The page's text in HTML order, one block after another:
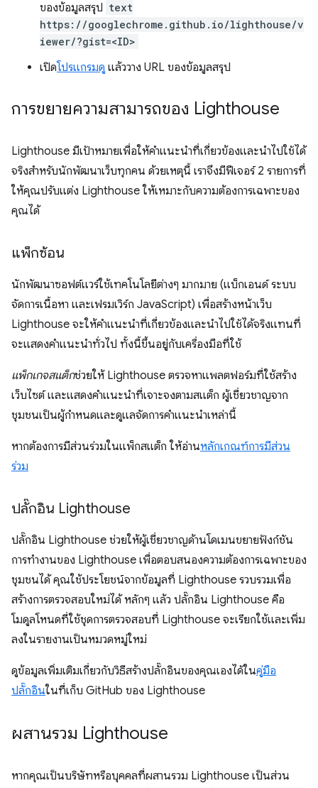
ของข้อมูลสรุป text
https://googlechrome.github.io/lighthouse/v
iewer/?gist=<ID>
เปิดโปรแกรมดู แล้ววาง URL ของข้อมูลสรุป
การขยายความสามารถของ Lighthouse
Lighthouse มีเป้าหมายเพื่อให้คําแนะนําที่เกี่ยวข้องและนําไปใช้ได้
จริงสําหรับนักพัฒนาเว็บทุกคน ด้วยเหตุนี้ เราจึงมีฟีเจอร์ 2 รายการที่
ให้คุณปรับแต่ง Lighthouse ให้เหมาะกับความต้องการเฉพาะของ
คุณได้
แพ็กซ้อน
นักพัฒนาซอฟต์แวร์ใช้เทคโนโลยีต่างๆ มากมาย (แบ็กเอนด์ ระบบ
จัดการเนื้อหา และเฟรมเวิร์ก JavaScript) เพื่อสร้างหน้าเว็บ
Lighthouse จะให้คําแนะนําที่เกี่ยวข้องและนําไปใช้ได้จริงแทนที่
จะแสดงคําแนะนําทั่วไป ทั้งนี้ขึ้นอยู่กับเครื่องมือที่ใช้
แพ็กเกจสแต็กช่วยให้ Lighthouse ตรวจหาแพลตฟอร์มที่ใช้สร้าง
เว็บไซต์ และแสดงคําแนะนําที่เจาะจงตามสแต็ก ผู้เชี่ยวชาญจาก
ชุมชนเป็นผู้กำหนดและดูแลจัดการคําแนะนําเหล่านี้
หากต้องการมีส่วนร่วมในแพ็กสแต็ก ให้อ่านหลักเกณฑ์การมีส่วน
ร่วม
ปลั๊กอิน Lighthouse
ปลั๊กอิน Lighthouse ช่วยให้ผู้เชี่ยวชาญด้านโดเมนขยายฟังก์ชัน
การทำงานของ Lighthouse เพื่อตอบสนองความต้องการเฉพาะของ
ชุมชนได้ คุณใช้ประโยชน์จากข้อมูลที่ Lighthouse รวบรวมเพื่อ
สร้างการตรวจสอบใหม่ได้ หลักๆ แล้ว ปลั๊กอิน Lighthouse คือ
โมดูลโหนดที่ใช้ชุดการตรวจสอบที่ Lighthouse จะเรียกใช้และเพิ่ม
ลงในรายงานเป็นหมวดหมู่ใหม่
ดูข้อมูลเพิ่มเติมเกี่ยวกับวิธีสร้างปลั๊กอินของคุณเองได้ในคู่มือ
ปลั๊กอินในที่เก็บ GitHub ของ Lighthouse
ผสานรวม Lighthouse
หากคุณเป็นบริษัทหรือบุคคลที่ผสานรวม Lighthouse เป็นส่วน